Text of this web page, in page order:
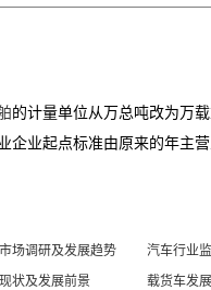
的计量单位从万总吨改为万
业起点标准由原来的年主营
场调研及发展趋势
汽车行业
状及发展前景
载货车发